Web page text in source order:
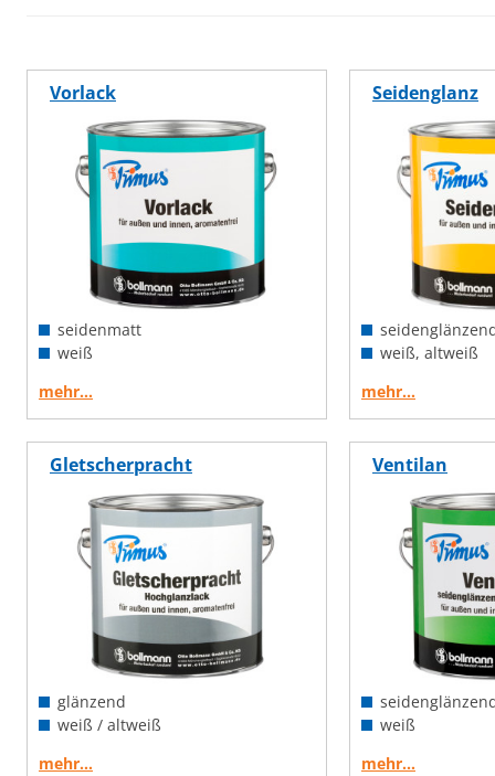
Vorlack
seidenmatt
weiß
mehr…
Seidenglanz
weiß, altweiß
mehr…
Gletscherpracht
glänzend
weiß / altweiß
mehr…
Ventilan
weiß
mehr…